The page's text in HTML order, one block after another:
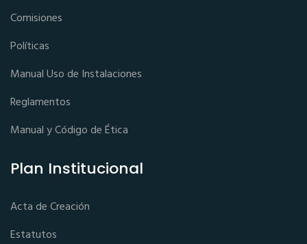
Comisiones
Políticas
Manual Uso de Instalaciones
Reglamentos
Manual y Código de Ética
Plan Institucional
Acta de Creación
Estatutos